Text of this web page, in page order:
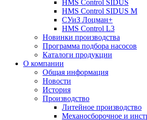
HMS Control SIDUS
HMS Control SIDUS M
СУиЗ Лоцман+
HMS Control L3
Новинки производства
Программа подбора насосов
Каталоги продукции
О компании
Общая информация
Новости
История
Производство
Литейное производство
Механосборочное и